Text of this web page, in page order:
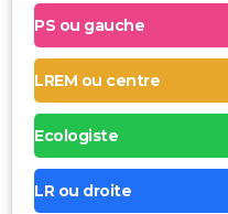
PS ou gauche
LREM ou centre
Ecologiste
LR ou droite